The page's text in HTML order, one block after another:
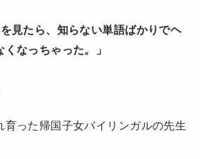
を見たら、知らない単語ばかりでヘ
なっちゃった。」
育った帰国子女バイリンガルの先生